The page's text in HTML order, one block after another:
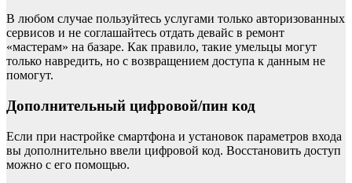
В любом случае пользуйтесь услугами только авторизованных
сервисов и не соглашайтесь отдать девайс в ремонт
«мастерам» на базаре. Как правило, такие умельцы могут
только навредить, но с возвращением доступа к данным не
помогут.
Дополнительный цифровой/пин код
Если при настройке смартфона и установок параметров входа
вы дополнительно ввели цифровой код. Восстановить доступ
можно с его помощью.